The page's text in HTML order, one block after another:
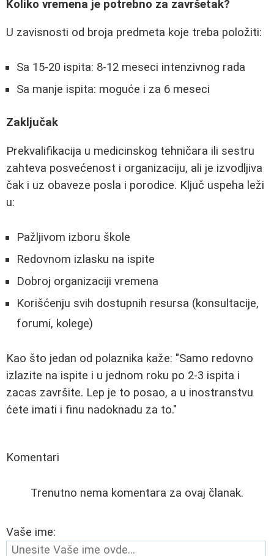
Koliko vremena je potrebno za završetak?
U zavisnosti od broja predmeta koje treba položiti:
Sa 15-20 ispita: 8-12 meseci intenzivnog rada
Sa manje ispita: moguće i za 6 meseci
Zaključak
Prekvalifikacija u medicinskog tehničara ili sestru
zahteva posvećenost i organizaciju, ali je izvodljiva
čak i uz obaveze posla i porodice. Ključ uspeha leži
u:
Pažljivom izboru škole
Redovnom izlasku na ispite
Dobroj organizaciji vremena
Korišćenju svih dostupnih resursa (konsultacije,
forumi, kolege)
Kao što jedan od polaznika kaže: "Samo redovno
izlazite na ispite i u jednom roku po 2-3 ispita i
zacas završite. Lep je to posao, a u inostranstvu
ćete imati i finu nadoknadu za to."
Komentari
Trenutno nema komentara za ovaj članak.
Vaše ime: